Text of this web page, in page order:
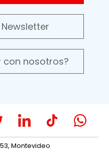
con nosotros?
Montevideo